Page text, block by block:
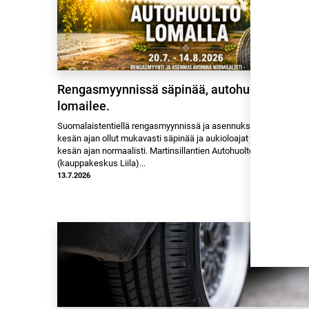
Rengasmyynnissä säpinää, autohuolto
lomailee.
Suomalaistentiellä rengasmyynnissä ja asennuksessa on koko
kesän ajan ollut mukavasti säpinää ja aukioloajat jatkuvat koko
kesän ajan normaalisti. Martinsillantien Autohuoltopuoli
(kauppakeskus Liila)...
13.7.2026